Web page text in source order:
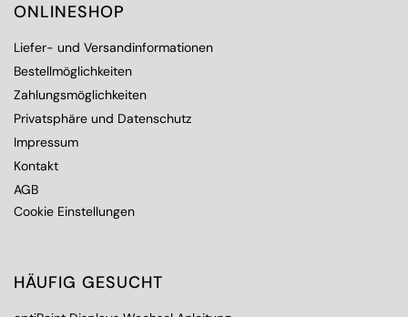
ONLINESHOP
Liefer- und Versandinformationen
Bestellmöglichkeiten
Zahlungsmöglichkeiten
Privatsphäre und Datenschutz
Impressum
Kontakt
AGB
Cookie Einstellungen
HÄUFIG GESUCHT